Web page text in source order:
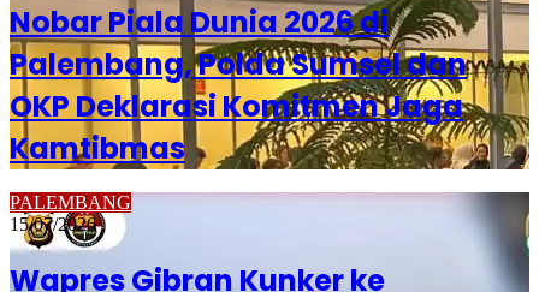
Nobar Piala Dunia 2026 di
Palembang, Polda Sumsel dan
OKP Deklarasi Komitmen Jaga
Kamtibmas
PALEMBANG
15/07/2026
Wapres Gibran Kunker ke